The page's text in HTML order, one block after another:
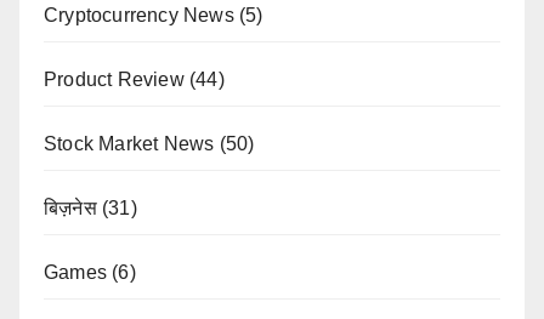
Cryptocurrency News(5)
Product Review(44)
Stock Market News (50)
बिज़नेस(31)
Games (6)